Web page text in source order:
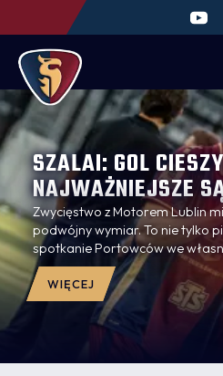
SZALAI: GOL
NAJWAŻNIEJSZE
Zwycięstwo z Motorem Lublin
podwójny wymiar. To nie tylko
spotkanie Portowców we
sezonie, ale też pierwszy gol w
przez Attilę Szalaia. Węgierski
skrywał radości, choć
wszystkim wynik zespołu.
WIĘCEJ